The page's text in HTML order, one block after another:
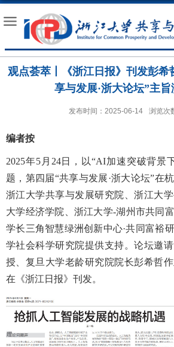
观点荟萃丨《浙江日报》刊发彭希
享与发展·浙大论坛”主
发布时间：2025-06-14 浏览次
编者按
2025年5月 24日，以“AI加速突破背景
题，第四届“共享与发展·浙大论坛”在
浙江大学共享与发展研究院、浙江大
大学经济学院、浙江大学-湖州市共同
学长三角智慧绿洲创新中心·共同富裕
学社会科学研究院提供支持。论坛邀
授、复旦大学老龄研究院院长彭希哲
在《浙江日报》刊发。